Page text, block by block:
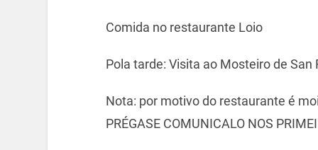
Comida no restaurante Loio
Pola tarde: Visita ao Mosteiro de
Nota: por motivo do restaurante é moi
PRÉGASE COMUNICALO NOS